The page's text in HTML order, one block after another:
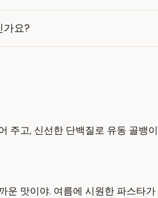
가요?
주고, 신선한 단백질로 유동 골뱅
맛이야. 여름에 시원한 파스타